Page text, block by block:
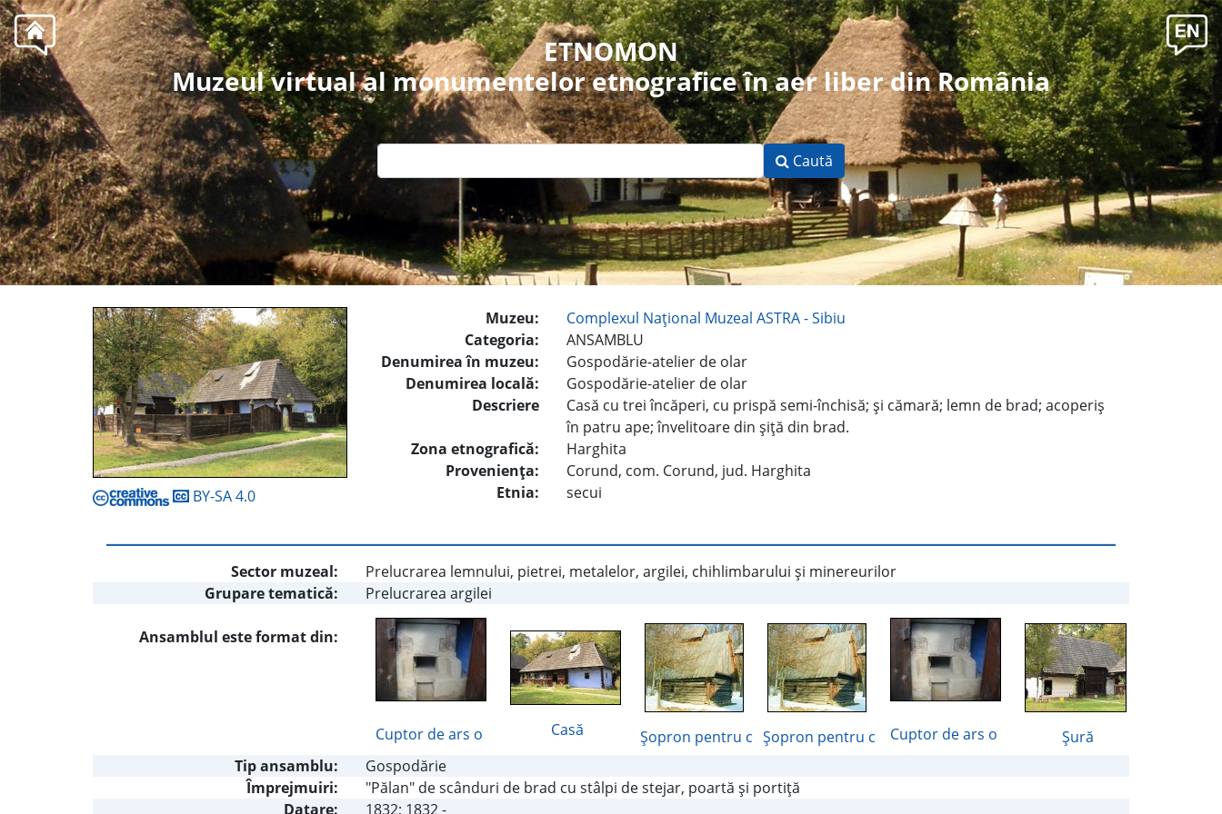
ETNOMON
Muzeul virtual al monumentelor etnografice în aer liber din România
Caută
BY-SA 4.0
Muzeu:
Complexul Naţional Muzeal ASTRA - Sibiu
Categoria:
ANSAMBLU
Denumirea în muzeu:
Gospodărie-atelier de olar
Denumirea locală:
Gospodărie-atelier de olar
Descriere
Casă cu trei încăperi, cu prispă semi-închisă; şi cămară; lemn de brad; acoperiş
în patru ape; învelitoare din şiţă din brad.
Zona etnografică:
Harghita
Provenienţa:
Corund, com. Corund, jud. Harghita
Etnia:
secui
Sector muzeal:
Prelucrarea lemnului, pietrei, metalelor, argilei, chihlimbarului şi minereurilor
Grupare tematică:
Prelucrarea argilei
Ansamblul este format din:
Cuptor de ars o Casă Şopron pentru c Şopron pentru c Cuptor de ars o
Şură
Tip ansamblu:
Gospodărie
Împrejmuiri:
"Pălan" de scânduri de brad cu stâlpi de stejar, poartă şi portiţă
Datare:
1832; 1832 -